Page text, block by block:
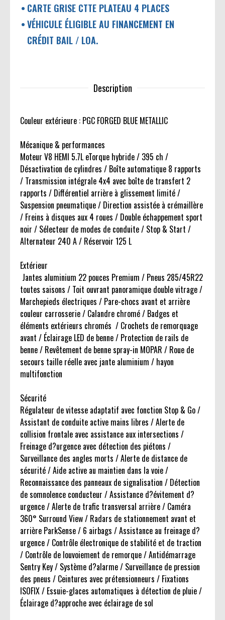
CARTE GRISE CTTE PLATEAU 4 PLACES
VÉHICULE ÉLIGIBLE AU FINANCEMENT EN
CRÉDIT BAIL / LOA.
Description
Couleur extérieure : PGC FORGED BLUE METALLIC
Mécanique & performances
Moteur V8 HEMI 5.7L eTorque hybride / 395 ch /
Désactivation de cylindres / Boîte automatique 8 rapports
/ Transmission intégrale 4x4 avec boîte de transfert 2
rapports / Différentiel arrière à glissement limité /
Suspension pneumatique / Direction assistée à crémaillère
/ Freins à disques aux 4 roues / Double échappement sport
noir / Sélecteur de modes de conduite / Stop & Start /
Alternateur 240 A / Réservoir 125 L
Extérieur
Jantes aluminium 22 pouces Premium / Pneus 285/45R22
toutes saisons / Toit ouvrant panoramique double vitrage /
Marchepieds électriques / Pare-chocs avant et arrière
couleur carrosserie / Calandre chromé / Badges et
éléments extérieurs chromés / Crochets de remorquage
avant / Éclairage LED de benne / Protection de rails de
benne / Revêtement de benne spray-in MOPAR / Roue de
secours taille réelle avec jante aluminium / hayon
multifonction
Sécurité
Régulateur de vitesse adaptatif avec fonction Stop & Go /
Assistant de conduite active mains libres / Alerte de
collision frontale avec assistance aux intersections /
Freinage d?urgence avec détection des piétons /
Surveillance des angles morts / Alerte de distance de
sécurité / Aide active au maintien dans la voie /
Reconnaissance des panneaux de signalisation / Détection
de somnolence conducteur / Assistance d?évitement d?
urgence / Alerte de trafic transversal arrière / Caméra
360° Surround View / Radars de stationnement avant et
arrière ParkSense / 6 airbags / Assistance au freinage d?
urgence / Contrôle électronique de stabilité et de traction
/ Contrôle de louvoiement de remorque / Antidémarrage
Sentry Key / Système d?alarme / Surveillance de pression
des pneus / Ceintures avec prétensionneurs / Fixations
ISOFIX / Essuie-glaces automatiques à détection de pluie /
Éclairage d?approche avec éclairage de sol